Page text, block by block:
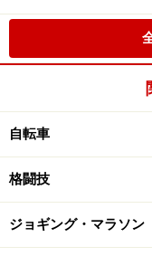
自転車
格闘技
ジョギング・マラソン